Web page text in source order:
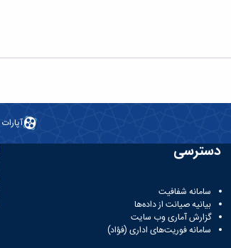
آپارات
دسترسی
سامانه شفافیت
بیانیه صیانت از داده‌ها
گزارش آماری وب‌ سایت
سامانه فوریت‌های اداری (فؤاد)